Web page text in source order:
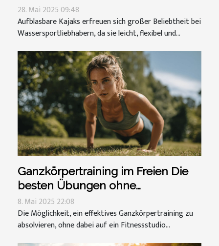
28. Mai 2025 09:48
Aufblasbare Kajaks erfreuen sich großer Beliebtheit bei
Wassersportliebhabern, da sie leicht, flexibel und...
Ganzkörpertraining im Freien Die
besten Übungen ohne
Fitnessstudio
8. Mai 2025 22:08
Die Möglichkeit, ein effektives Ganzkörpertraining zu
absolvieren, ohne dabei auf ein Fitnessstudio...